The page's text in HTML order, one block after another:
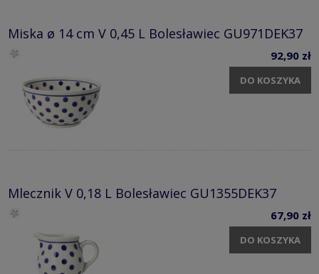
Miska ø 14 cm V 0,45 L Bolesławiec GU971DEK37
92,90 zł
DO KOSZYKA
Mlecznik V 0,18 L Bolesławiec GU1355DEK37
67,90 zł
DO KOSZYKA